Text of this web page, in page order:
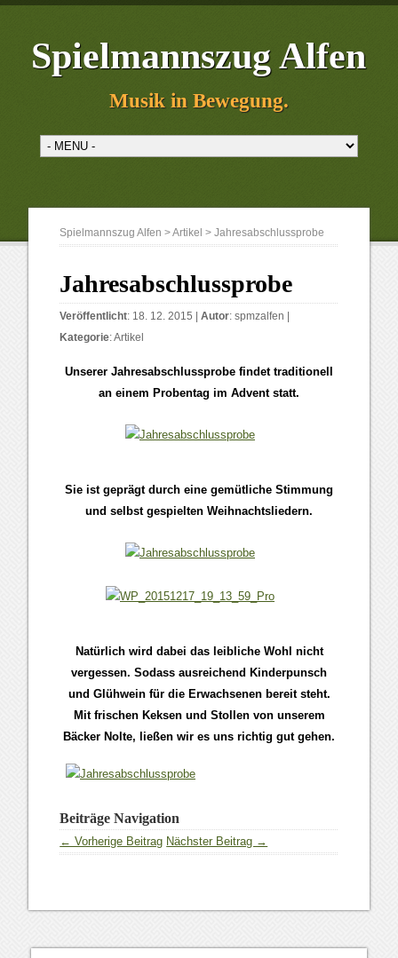
Spielmannszug Alfen
Musik in Bewegung.
Spielmannszug Alfen >Artikel >Jahresabschlussprobe
Jahresabschlussprobe
Veröffentlicht: 18. 12. 2015 |Autor:spmzalfen
Kategorie:Artikel
Unserer Jahresabschlussprobe findet traditionell
an einem Probentag im Advent statt.
Sie ist geprägt durch eine gemütliche Stimmung
und selbst gespielten Weihnachtsliedern.
Natürlich wird dabei das leibliche Wohl nicht
vergessen. Sodass ausreichend Kinderpunsch
und Glühwein für die Erwachsenen bereit steht.
Mit frischen Keksen und Stollen von unserem
Bäcker Nolte, ließen wir es uns richtig gut gehen.
Beiträge Navigation
← Vorherige Beitrag Nächster Beitrag →